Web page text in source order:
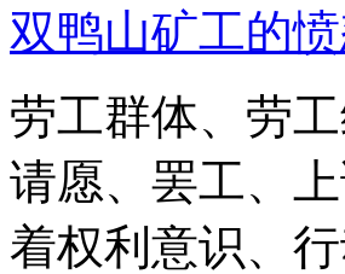
双鸭山矿工的
劳工群体、劳
请愿、罢工、
着权利意识、